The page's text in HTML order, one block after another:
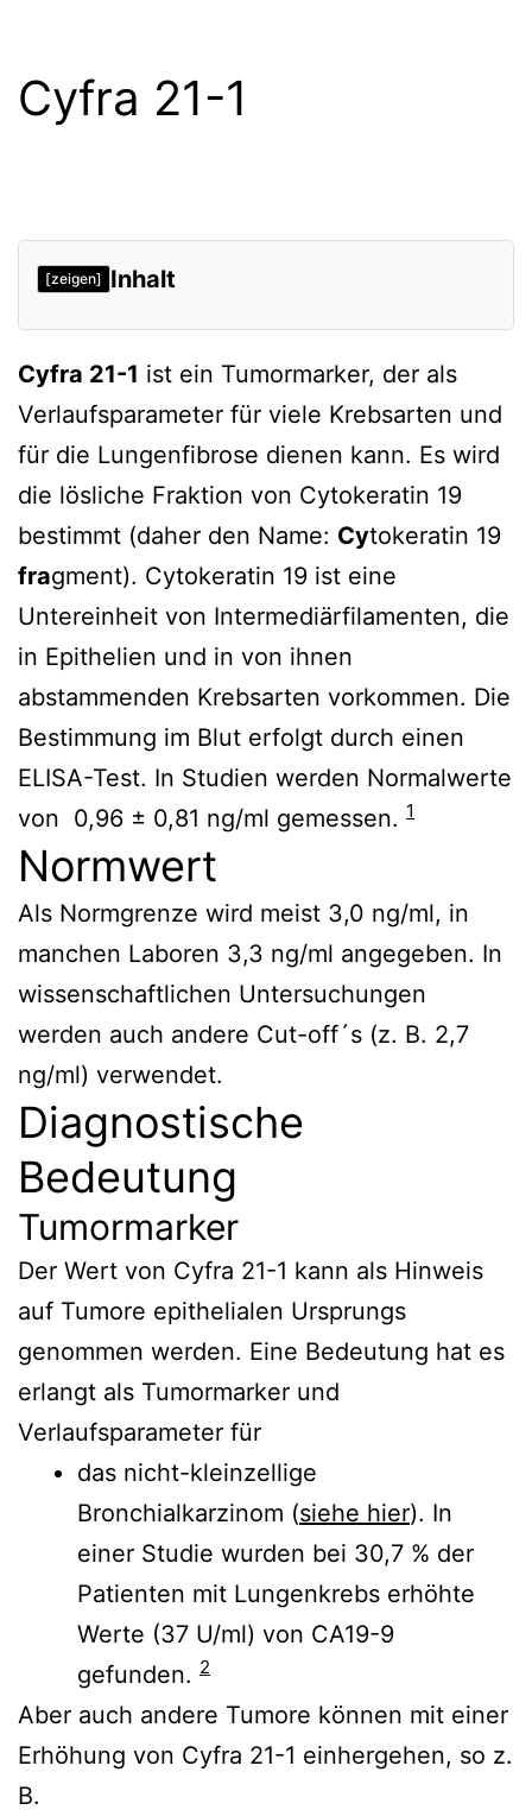
Cyfra 21-1
[zeigen] Inhalt
Normwert
Diagnostische Bedeutung
Tumormarker
Marker einer Lungenfibrose
Cyfra 21-1 ist ein Tumormarker, der als
Verlaufsparameter für viele Krebsarten und
für die Lungenfibrose dienen kann. Es wird
die lösliche Fraktion von Cytokeratin 19
bestimmt (daher den Name: Cytokeratin 19
fragment). Cytokeratin 19 ist eine
Untereinheit von Intermediärfilamenten, die
in Epithelien und in von ihnen
abstammenden Krebsarten vorkommen. Die
Bestimmung im Blut erfolgt durch einen
ELISA-Test. In Studien werden Normalwerte
von 0,96 ± 0,81 ng/ml gemessen. 1
Normwert
Als Normgrenze wird meist 3,0 ng/ml, in
manchen Laboren 3,3 ng/ml angegeben. In
wissenschaftlichen Untersuchungen
werden auch andere Cut-off´s (z. B. 2,7
ng/ml) verwendet.
Diagnostische
Bedeutung
Tumormarker
Der Wert von Cyfra 21-1 kann als Hinweis
auf Tumore epithelialen Ursprungs
genommen werden. Eine Bedeutung hat es
erlangt als Tumormarker und
Verlaufsparameter für
das nicht-kleinzellige
Bronchialkarzinom (siehe hier). In
einer Studie wurden bei 30,7 % der
Patienten mit Lungenkrebs erhöhte
Werte (37 U/ml) von CA19-9
gefunden. 2
Aber auch andere Tumore können mit einer
Erhöhung von Cyfra 21-1 einhergehen, so z.
B.